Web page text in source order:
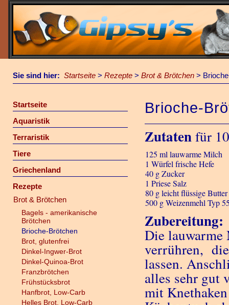
Sie sind hier: Startseite > Rezepte > Brot & Brötchen >
Startseite
Aquaristik
Terraristik
Tiere
Griechenland
Rezepte
Brot & Brötchen
Bagels - amerikanische
Brötchen
Brioche-Brötchen
Brot, glutenfrei
Dinkel-Ingwer-Brot
Dinkel-Quinoa-Brot
Franzbrötchen
Frühstücksbrot
Hanfbrot, Low-Carb
Helles Brot, Low-Carb
Brioche-
Zutatenfür
125 ml lauwarme Milch
1 Würfel frische Hefe
40 g Zucker
1 Priese Salz
80 g leicht flüssige Butter
500 g Weizenmehl Typ
Zubereitung:
Die lauwarme
verrühren,
lassen.
alles sehr gut
mit